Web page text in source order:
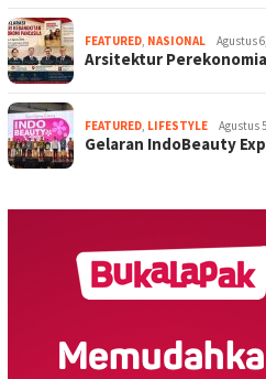
FEATURED, NASIONAL Agustus
Arsitektur
FEATURED, LIFESTYLE Agustus
Gelaran IndoBeauty